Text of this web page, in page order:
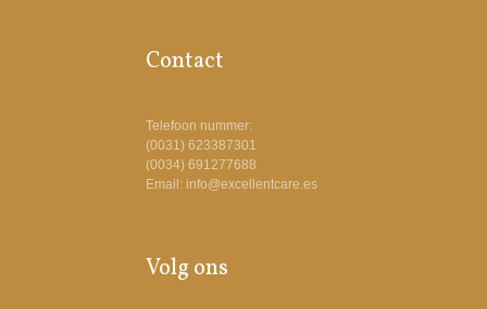
Contact
Telefoon nummer:
(0031) 623387301
(0034) 691277688
Email: info@excellentcare.es
Volg ons